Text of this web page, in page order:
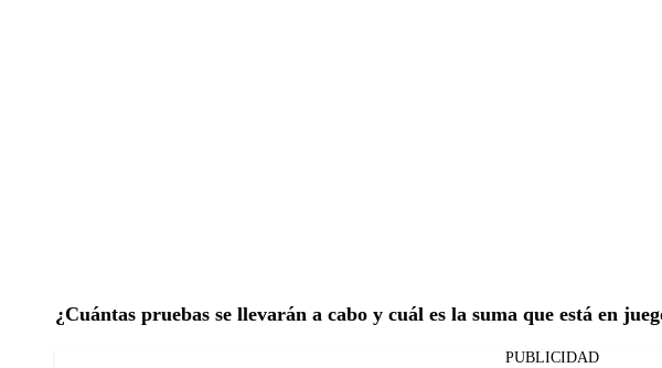
¿Cuántas pruebas se llevarán a cabo y cuál es la suma que está en
PUBLICIDAD